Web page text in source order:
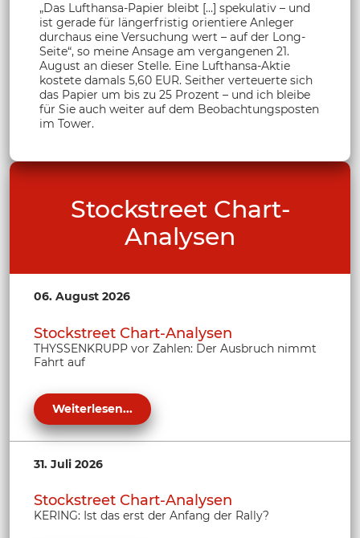
„Das Lufthansa-Papier bleibt […] spekulativ – und
ist gerade für längerfristig orientiere Anleger
durchaus eine Versuchung wert – auf der Long-
Seite“, so meine Ansage am vergangenen 21.
August an dieser Stelle. Eine Lufthansa-Aktie
kostete damals 5,60 EUR. Seither verteuerte sich
das Papier um bis zu 25 Prozent – und ich bleibe
für Sie auch weiter auf dem Beobachtungsposten
im Tower.
Stockstreet Chart-
Analysen
06. August 2026
Stockstreet Chart-Analysen
THYSSENKRUPP vor Zahlen: Der Ausbruch nimmt
Fahrt auf
Weiterlesen...
31. Juli 2026
Stockstreet Chart-Analysen
KERING: Ist das erst der Anfang der Rally?